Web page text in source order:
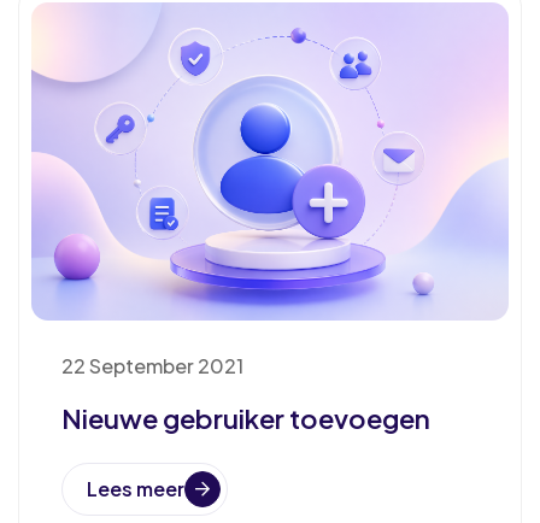
22 September 2021
Nieuwe gebruiker toevoegen
Lees meer